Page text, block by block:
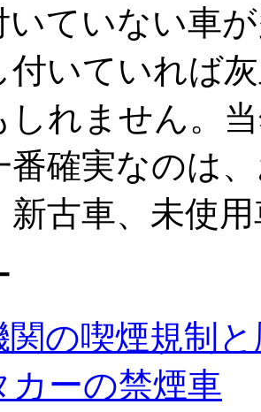
いていない車
付いていれば
しれません。
番確実なのは
新古車、未使
関の喫煙規制
カーの禁煙車